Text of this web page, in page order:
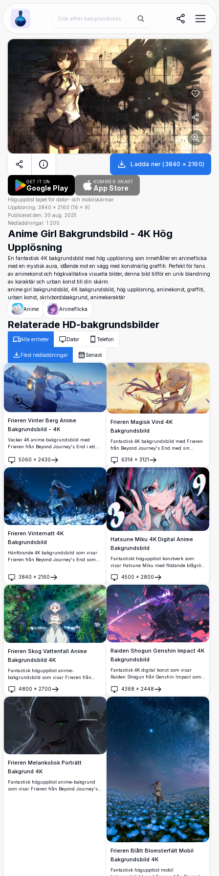
Wallpaper Alchemy
Ladda ner (3840 × 2160)
GET IT ON
Google Play
KOMMER SNART
App Store
Högupplöst tapet för dator- och mobilskärmar
Upplösning: 3840 × 2160 (16 × 9)
Publicerat den: 30 aug. 2025
Nedladdningar: 1 200
Anime Girl Bakgrundsbild - 4K Hög
Upplösning
En fantastisk 4K bakgrundsbild med hög upplösning som innehåller en animeflicka
med en mystisk aura, stående mot en vägg med konstnärlig graffiti. Perfekt för fans
av animekonst och högkvalitativa visuella bilder, denna bild tillför en unik blandning
av karaktär och urban konst till din skärm.
anime girl bakgrundsbild, 4K bakgrundsbild, hög upplösning, animekonst, graffiti,
urban konst, skrivbordsbakgrund, animekaraktär
Anime
Animeflicka
Relaterade HD-bakgrundsbilder
Alla enheter Dator Telefon
Flest nedladdningar Senast
Frieren Vinter Berg Anime
Bakgrundsbild - 4K
Vacker 4K anime bakgrundsbild med
Frieren från Beyond Journey's End i ett
silverhåriga alv-magikern håller en
lysande lykta mot fantastiska snötäckta
toppar med varm solnedgångsbelysning,
vilket skapar en fridfull och magisk
atmosfär.
5060 × 2430
Öppna
Frieren Magisk Vind 4K
Bakgrundsbild
Fantastisk 4K bakgrundsbild med Frieren
från Beyond Journey's End med sin
vindar. Den vithåriga alv-magikern är
vackert framställd mot en drömmig
solnedgångsbakgrund med flödande hår
och mystisk atmosfär i ultra-
högupplösningskvalitet.
6314 × 3121
Öppna
Frieren Vinternatt 4K
Bakgrundsbild
Hänförande 4K bakgrundsbild som visar
Frieren från Beyond Journey's End som
virvlande snö, glödande blommor och
förtrollade kronblad under en stjärnklar
natthimmel i fantastisk ultra-högupplöst
kvalitet.
3840 × 2160
Öppna
Hatsune Miku 4K Digital Anime
Bakgrundsbild
Fantastiskt högupplöst konstverk som
visar Hatsune Miku med flödande blågrön
Dynamisk komposition med kosmiska
element, livfulla ljuseffekter och detaljerad
anime-styling perfekt för vilken
skärmbakgrund som helst.
4500 × 2800
Öppna
Frieren Skog Vattenfall Anime
Bakgrundsbild 4K
Fantastisk högupplöst anime-
bakgrundsbild som visar Frieren från
skogsmiljö. Den silverhåriga alvmagikern
står fridfullt framför ett lysande vattenfall,
omgiven av frodig grön vegetation och
magisk belysning, vilket skapar en
förtrollande och lugn atmosfär perfekt för
vilken skärm som helst.
4800 × 2700
Öppna
Raiden Shogun Genshin Impact 4K
Bakgrundsbild
Fantastisk 4K digital konst som visar
Raiden Shogun från Genshin Impact som
lila energi och körsbärsblomspetaler.
Högupplöst anime-stil illustration perfekt
för skrivbordsbakgrunder med livfull lila
och rosa färgpalett som skapar en episk
stridsscen atmosfär.
4368 × 2448
Öppna
Frieren Melankolisk Porträtt
Bakgrund 4K
Fantastisk högupplöst anime-bakgrund
som visar Frieren från Beyond Journey's
Frieren Blått Blomsterfält Mobil
Bakgrundsbild 4K
Fantastisk högupplöst mobil